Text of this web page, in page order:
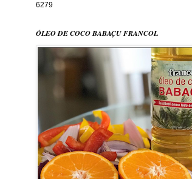
6279
ÓLEO DE COCO BABAÇU FRANCOL